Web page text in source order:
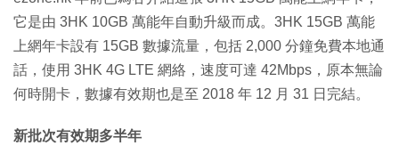
它是由 3HK 10GB 萬能年自動升級而成。3HK 15GB 萬能
上網年卡設有 15GB 數據流量，包括 2,000 分鐘免費本地通
話，使用 3HK 4G LTE 網絡，速度可達 42Mbps，原本無論
何時開卡，數據有效期也是至 2018 年 12 月 31 日完結。
新批次有效期多半年